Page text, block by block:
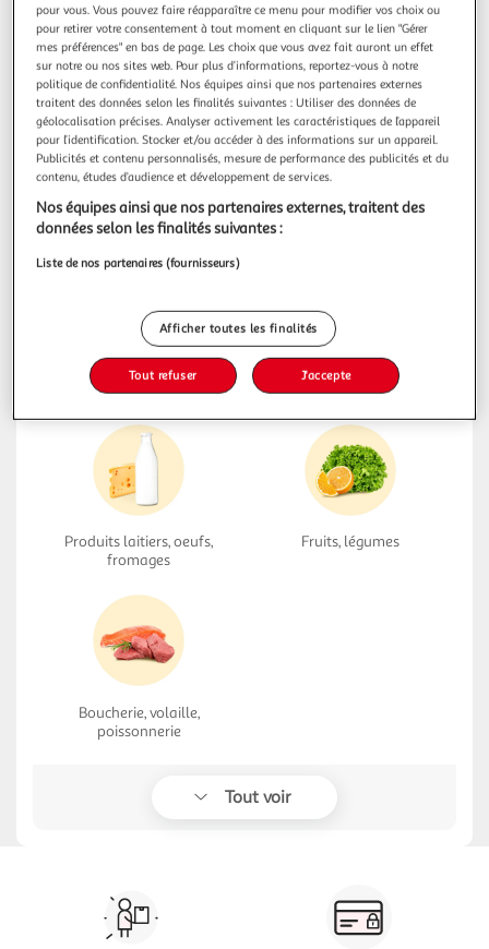
... ou à trouver votre bonheur dans nos
rayons
Promos
Rentrée des classes Les halles d'Auchan
Produits laitiers, oeufs,
fromages
Fruits, légumes
Boucherie, volaille,
poissonnerie
Tout voir
pour vous. Vous pouvez faire réapparaître ce menu pour modifier vos choix ou
pour retirer votre consentement à tout moment en cliquant sur le lien "Gérer
mes préférences" en bas de page. Les choix que vous avez fait auront un effet
sur notre ou nos sites web. Pour plus d’informations, reportez-vous à notre
politique de confidentialité. Nos équipes ainsi que nos partenaires externes
traitent des données selon les finalités suivantes : Utiliser des données de
géolocalisation précises. Analyser activement les caractéristiques de l’appareil
pour l’identification. Stocker et/ou accéder à des informations sur un appareil.
Publicités et contenu personnalisés, mesure de performance des publicités et du
contenu, études d’audience et développement de services.
Nos équipes ainsi que nos partenaires externes, traitent des
données selon les finalités suivantes :
Liste de nos partenaires (fournisseurs)
Afficher toutes les finalités
Tout refuser J'accepte